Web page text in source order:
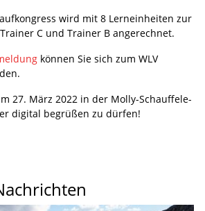
wird mit 8 Lerneinheiten zur
C und Trainer B angerechnet.
können Sie sich zum WLV
27. März 2022 in der Molly-Schauffele-
digital begrüßen zu dürfen!